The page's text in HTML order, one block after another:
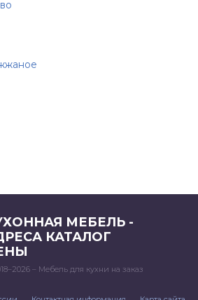
МЕБЕЛЬ -
КАТАЛОГ
– Мебель для кухни на заказ